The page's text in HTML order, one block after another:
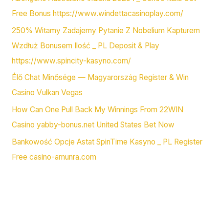
r
:
Free Bonus https://www.windettacasinoplay.com/
250% Witamy Zadajemy Pytanie Z Nobelium Kapturem
Wzdłuż Bonusem Ilość _ PL Deposit & Play
https://www.spincity-kasyno.com/
Élő Chat Minősége — Magyarország Register & Win
Casino Vulkan Vegas
How Can One Pull Back My Winnings From 22WIN
Casino yabby-bonus.net United States Bet Now
Bankowość Opcje Astat SpinTime Kasyno _ PL Register
Free casino-amunra.com